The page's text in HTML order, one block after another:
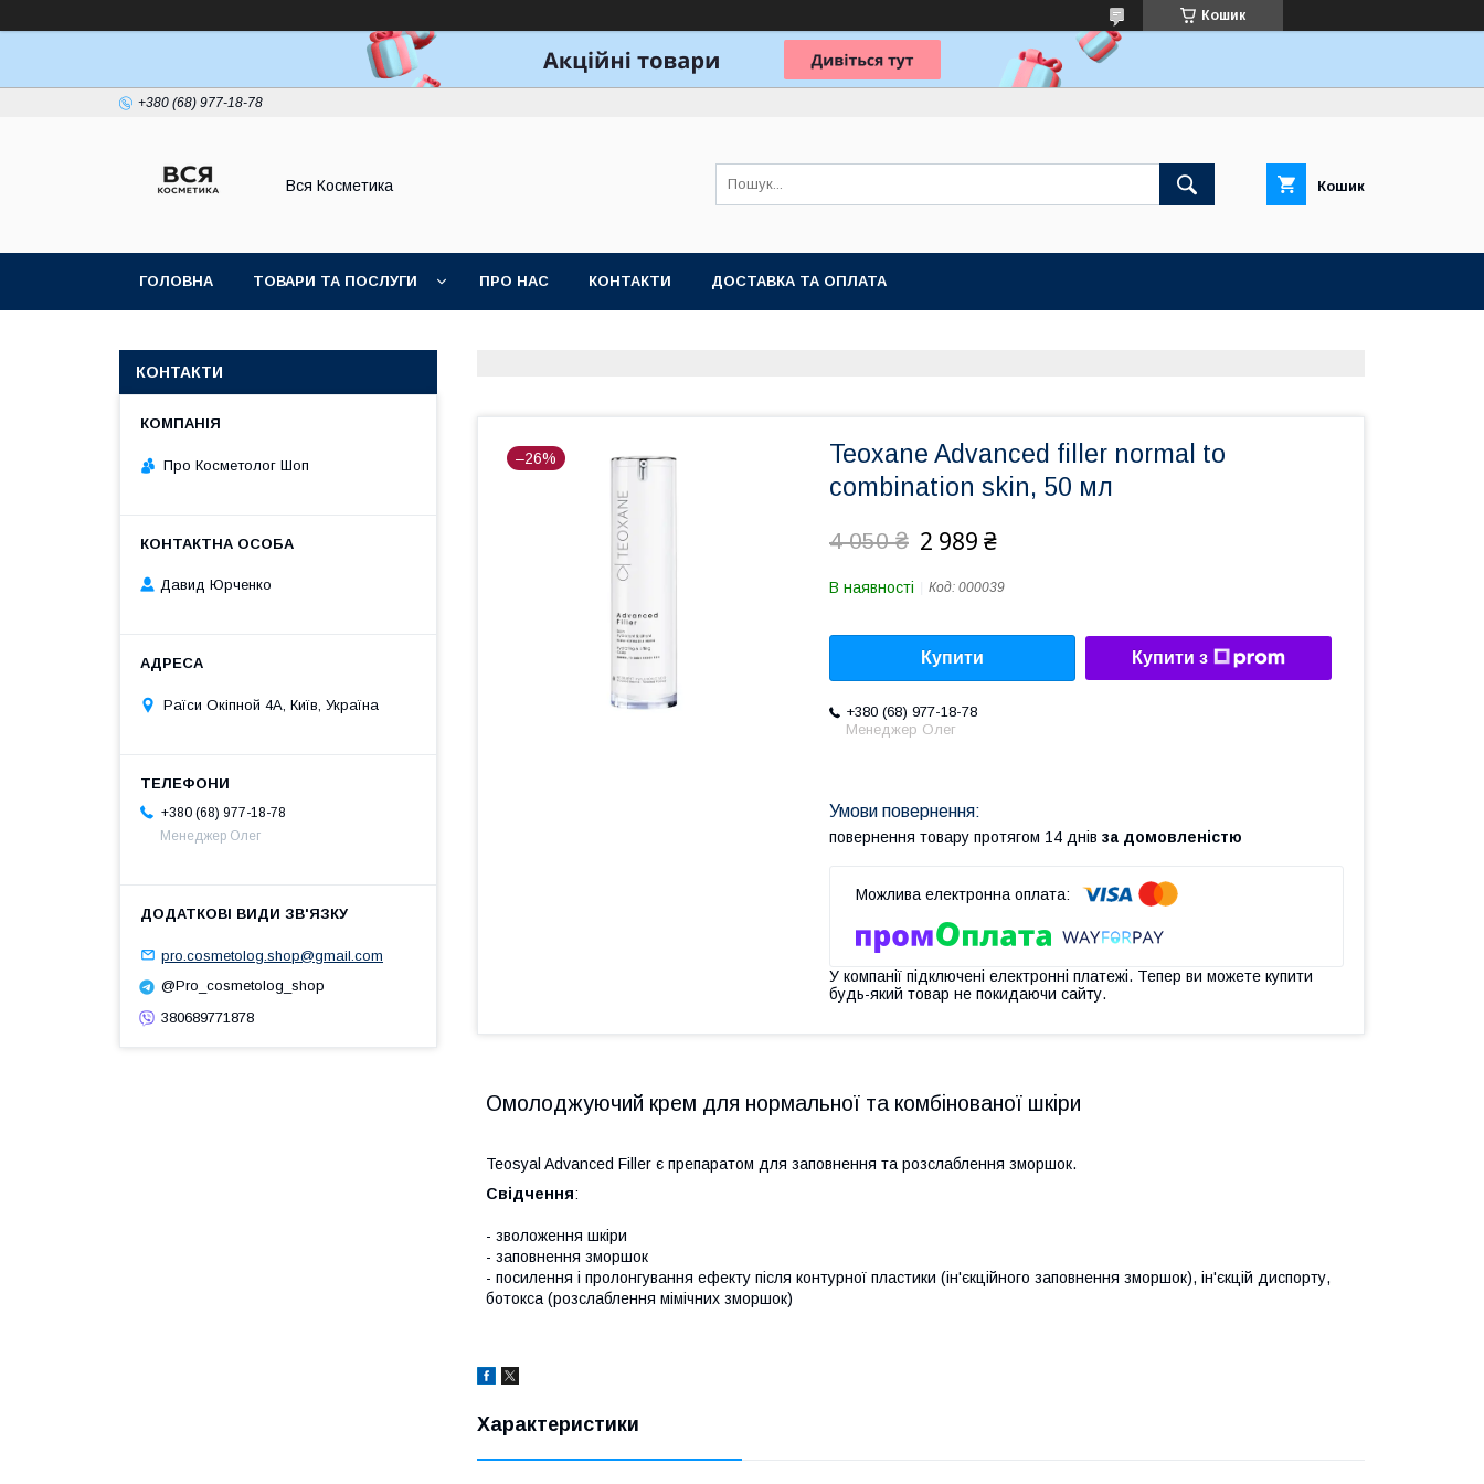
Кошик
+380 (68) 977-18-78
Вся Косметика Кошик
ГОЛОВНА ТОВАРИ ТА ПОСЛУГИ ПРО НАС КОНТАКТИ ДОСТАВКА ТА ОПЛАТА
–26%
Teoxane Advanced filler normal to
combination skin, 50 мл
4 050 ₴ 2 989 ₴
В наявності Код: 000039
Купити Купити з
+380 (68) 977-18-78
Менеджер Олег
повернення товару протягом 14 днів за домовленістю
У компанії підключені електронні платежі. Тепер ви можете купити
будь-який товар не покидаючи сайту.
Омолоджуючий крем для нормальної та комбінованої шкіри
Teosyal Advanced Filler є препаратом для заповнення та розслаблення зморшок.
Свідчення:
- зволоження шкіри
- заповнення зморшок
- посилення і пролонгування ефекту після контурної пластики (ін'єкційного заповнення зморшок), ін'єкцій диспорту,
ботокса (розслаблення мімічних зморшок)
Характеристики
КОНТАКТИ
Про Косметолог Шоп
Давид Юрченко
Раїси Окіпной 4А, Київ, Україна
+380 (68) 977-18-78
Менеджер Олег
pro.cosmetolog.shop@gmail.com
@Pro_cosmetolog_shop
380689771878